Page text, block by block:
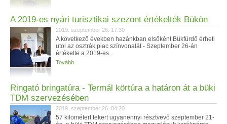
A 2019-es nyári turisztikai szezont értékelték Bükön
2019. szeptember 26. 17:30
A következő években hazánkban elsőként Bükfürdő érheti
utol az osztrák piac színvonalát - Szeptember 26-án
értékelte a 2019-es...
Tovább
Ringató bringatúra - Termál körtúra a határon át a büki
TDM szervezésében
2019. szeptember 26. 04:20
57 kilométert tekert ugyanennyi résztvevő szeptember 21-